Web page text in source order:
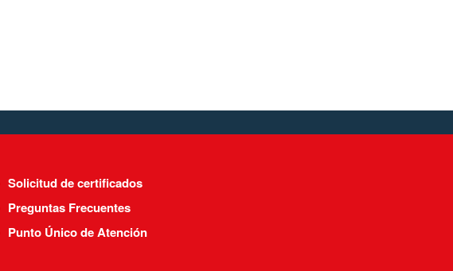
Solicitud de certificados
Preguntas Frecuentes
Punto Único de Atención